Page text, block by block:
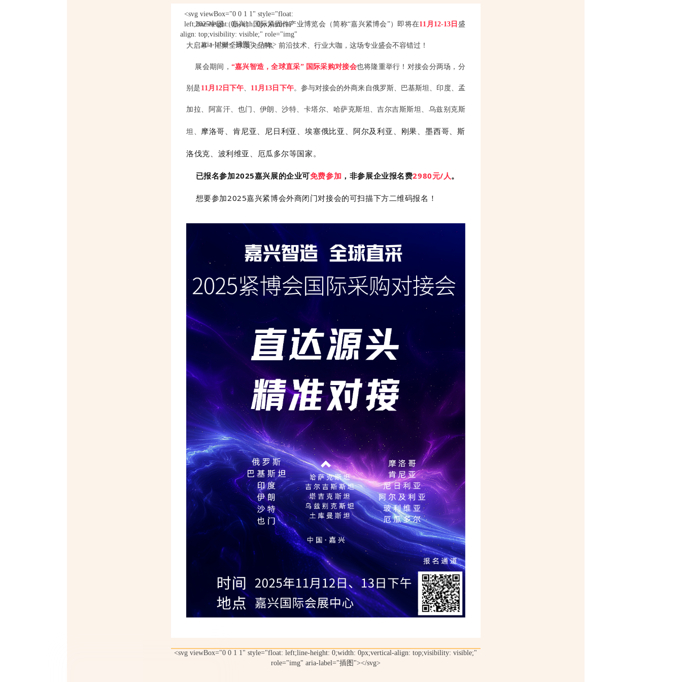
<svg viewBox="0 0 1 1" style="float:
left;line-height: 0;width: 0px;vertical-
align: top;visibility: visible;" role="img"
aria-label="插图"></svg>
2025中国（嘉兴）国际紧固件产业博览会（简称“嘉兴紧博会”）即将在11月12-13日 盛
大启幕！汇聚全球顶尖品牌、前沿技术、行业大咖，这场专业盛会不容错过！
展会期间， “嘉兴智造，全球直采” 国际采购对接会也将隆重举行！对接会分两场，分
别是 11月12日下午、 11月13日下午。参与对接会的外商来自俄罗斯、巴基斯坦、印度、孟
加拉、阿富汗、也门、伊朗、沙特、卡塔尔、哈萨克斯坦、吉尔吉斯斯坦、乌兹别克斯
坦、 摩洛哥、肯尼亚、尼日利亚、埃塞俄比亚、 阿尔及利亚 、刚果、墨西哥、斯
洛伐克、波利维亚、厄瓜多尔等国家。
已报名参加2025嘉兴展的企业可免费参加 ，非参展企业报名费2980元/人。
想要参加2025嘉兴紧博会外商闭门对接会的可扫描下方二维码报名！
<svg viewBox="0 0 1 1" style="float: left;line-height: 0;width: 0px;vertical-align: top;visibility: visible;"
role="img" aria-label="插图"></svg>